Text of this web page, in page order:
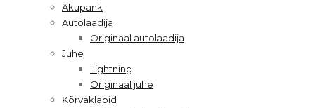
Akupank
Autolaadija
Originaal autolaadija
Juhe
Lightning
Originaal juhe
Kõrvaklapid